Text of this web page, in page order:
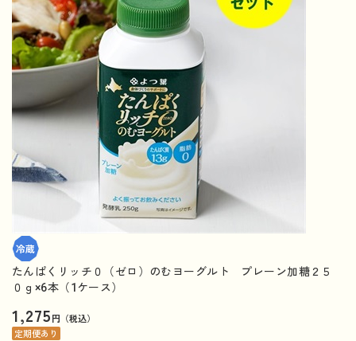
たんぱくリッチ０（ゼロ）のむヨーグルト プレーン加糖２５
０ｇ×6本（1ケース）
1,275円（税込）
定期便あり